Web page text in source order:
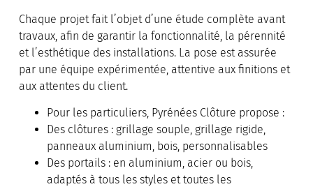
Chaque projet fait l’objet d’une étude complète avant
travaux, afin de garantir la fonctionnalité, la pérennité
et l’esthétique des installations. La pose est assurée
par une équipe expérimentée, attentive aux finitions et
aux attentes du client.
Pour les particuliers, Pyrénées Clôture propose :
Des clôtures : grillage souple, grillage rigide,
panneaux aluminium, bois, personnalisables
Des portails : en aluminium, acier ou bois,
adaptés à tous les styles et toutes les